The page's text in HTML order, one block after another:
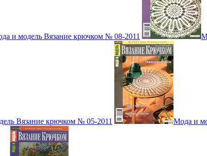
и модель Вязание крючком № 08-2011
Вязание крючком № 05-2011 Мода и